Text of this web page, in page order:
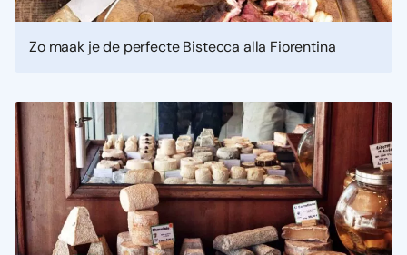
Zo maak je de perfecte Bistecca alla Fiorentina